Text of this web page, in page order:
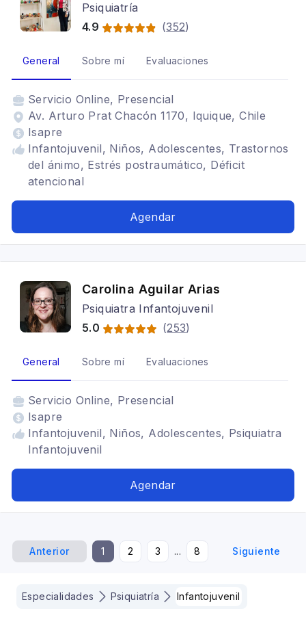
Psiquiatría
4.9
(352)
General Sobre mí Evaluaciones
Servicio Online, Presencial
Av. Arturo Prat Chacón 1170, Iquique, Chile
Isapre
Infantojuvenil, Niños, Adolescentes, Trastornos
del ánimo, Estrés postraumático, Déficit
atencional
Agendar
Carolina Aguilar Arias
Psiquiatra Infantojuvenil
5.0
(253)
General Sobre mí Evaluaciones
Servicio Online, Presencial
Isapre
Infantojuvenil, Niños, Adolescentes, Psiquiatra
Infantojuvenil
Agendar
Anterior 1 2 3 ... 8 Siguiente
Especialidades Psiquiatría Infantojuvenil